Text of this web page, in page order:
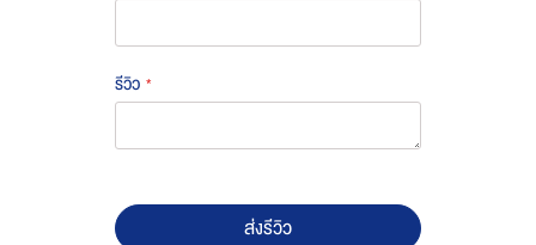
รีวิว
ส่งรีวิว